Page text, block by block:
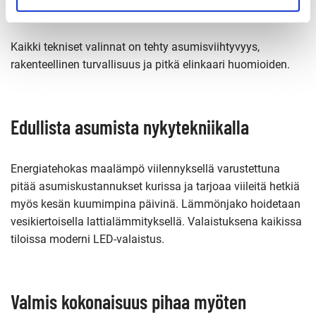
kolhuja kestävästä erikoiskovasta kipsilevystä.
Kaikki tekniset valinnat on tehty asumisviihtyvyys,
rakenteellinen turvallisuus ja pitkä elinkaari huomioiden.
Edullista asumista nykytekniikalla
Energiatehokas maalämpö viilennyksellä varustettuna
pitää asumiskustannukset kurissa ja tarjoaa viileitä hetkiä
myös kesän kuumimpina päivinä. Lämmönjako hoidetaan
vesikiertoisella lattialämmityksellä. Valaistuksena kaikissa
tiloissa moderni LED-valaistus.
Valmis kokonaisuus pihaa myöten